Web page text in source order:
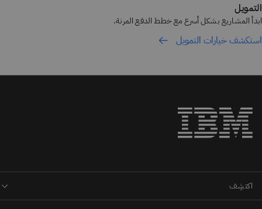
التمويل
ابدأ المشاريع بشكل أسرع مع خطط الدفع المرنة.
استكشف خيارات التمويل